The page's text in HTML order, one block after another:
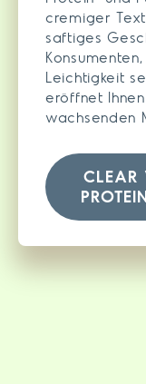
cremiger
saftiges
Leichtigkeit
eröffnet
wachsenden
CLEAR